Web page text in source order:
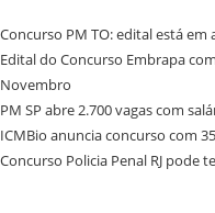
Concurso PM TO: edital está em
Edital do Concurso Embrapa
Novembro
PM SP abre 2.700 vagas com
ICMBio anuncia concurso com
Concurso Policia Penal RJ pode